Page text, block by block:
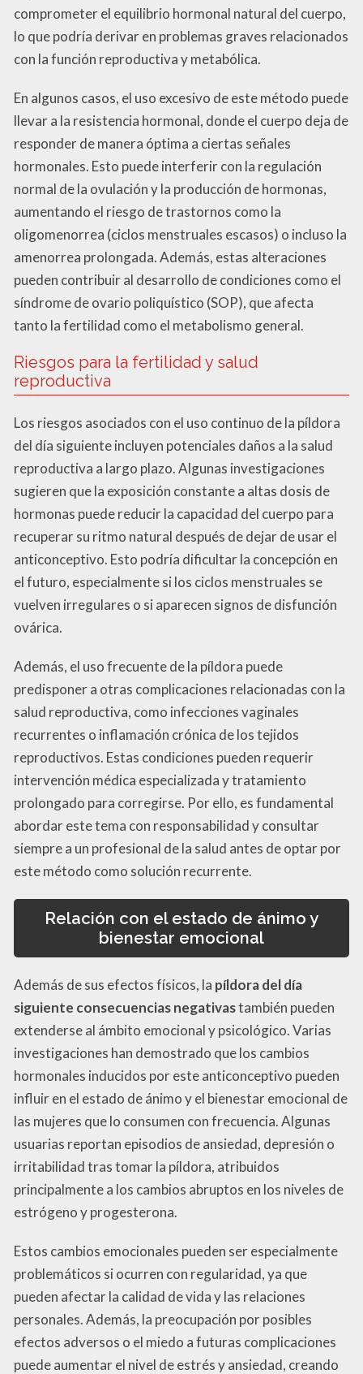
comprometer el equilibrio hormonal natural del cuerpo,
lo que podría derivar en problemas graves relacionados
con la función reproductiva y metabólica.
En algunos casos, el uso excesivo de este método puede
llevar a la resistencia hormonal, donde el cuerpo deja de
responder de manera óptima a ciertas señales
hormonales. Esto puede interferir con la regulación
normal de la ovulación y la producción de hormonas,
aumentando el riesgo de trastornos como la
oligomenorrea (ciclos menstruales escasos) o incluso la
amenorrea prolongada. Además, estas alteraciones
pueden contribuir al desarrollo de condiciones como el
síndrome de ovario poliquístico (SOP), que afecta
tanto la fertilidad como el metabolismo general.
Riesgos para la fertilidad y salud
reproductiva
Los riesgos asociados con el uso continuo de la píldora
del día siguiente incluyen potenciales daños a la salud
reproductiva a largo plazo. Algunas investigaciones
sugieren que la exposición constante a altas dosis de
hormonas puede reducir la capacidad del cuerpo para
recuperar su ritmo natural después de dejar de usar el
anticonceptivo. Esto podría dificultar la concepción en
el futuro, especialmente si los ciclos menstruales se
vuelven irregulares o si aparecen signos de disfunción
ovárica.
Además, el uso frecuente de la píldora puede
predisponer a otras complicaciones relacionadas con la
salud reproductiva, como infecciones vaginales
recurrentes o inflamación crónica de los tejidos
reproductivos. Estas condiciones pueden requerir
intervención médica especializada y tratamiento
prolongado para corregirse. Por ello, es fundamental
abordar este tema con responsabilidad y consultar
siempre a un profesional de la salud antes de optar por
este método como solución recurrente.
Relación con el estado de ánimo y
bienestar emocional
Además de sus efectos físicos, la píldora del día
siguiente consecuencias negativastambién pueden
extenderse al ámbito emocional y psicológico. Varias
investigaciones han demostrado que los cambios
hormonales inducidos por este anticonceptivo pueden
influir en el estado de ánimo y el bienestar emocional de
las mujeres que lo consumen con frecuencia. Algunas
usuarias reportan episodios de ansiedad, depresión o
irritabilidad tras tomar la píldora, atribuidos
principalmente a los cambios abruptos en los niveles de
estrógeno y progesterona.
Estos cambios emocionales pueden ser especialmente
problemáticos si ocurren con regularidad, ya que
pueden afectar la calidad de vida y las relaciones
personales. Además, la preocupación por posibles
efectos adversos o el miedo a futuras complicaciones
puede aumentar el nivel de estrés y ansiedad, creando